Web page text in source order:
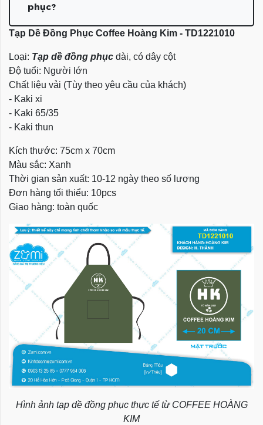
phục?
Tạp Dề Đồng Phục Coffee Hoàng Kim - TD1221010
Loại: Tạp dề đồng phục dài, có dây cột
Độ tuổi: Người lớn
Chất liệu vải (Tùy theo yêu cầu của khách)
- Kaki xi
- Kaki 65/35
- Kaki thun
Kích thước: 75cm x 70cm
Màu sắc: Xanh
Thời gian sản xuất: 10-12 ngày theo số lượng
Đơn hàng tối thiểu: 10pcs
Giao hàng: toàn quốc
Hình ảnh tạp dề đồng phục thực tế từ COFFEE HOÀNG
KIM